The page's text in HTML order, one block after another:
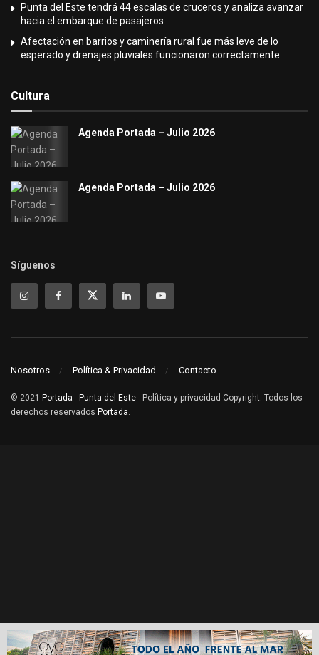
Punta del Este tendrá 44 escalas de cruceros y analiza avanzar
hacia el embarque de pasajeros
Afectación en barrios y caminería rural fue más leve de lo
esperado y drenajes pluviales funcionaron correctamente
Cultura
Agenda Portada – Julio 2026
Agenda Portada – Julio 2026
Síguenos
Nosotros Política & Privacidad Contacto
© 2021 Portada - Punta del Este - Política y privacidad Copyright. Todos los
derechos reservados Portada